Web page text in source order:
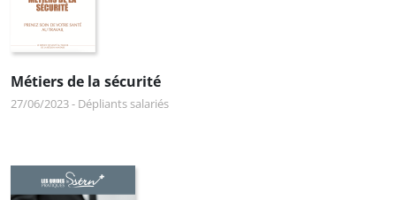
Métiers de la sécurité
27/06/2023- Dépliants salariés